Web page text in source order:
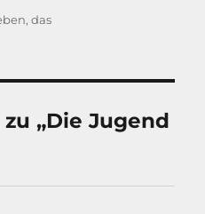
das
„Die Jugend